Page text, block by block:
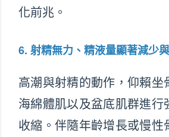
化前兆。
6. 射精無力、精液量顯著減少
高潮與射精的動作，仰賴坐
海綿體肌以及盆底肌群進行
收縮。伴隨年齡增長或慢性